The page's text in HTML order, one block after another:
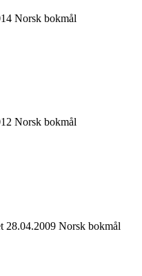
Norsk bokmål
Norsk bokmål
28.04.2009 Norsk bokmål